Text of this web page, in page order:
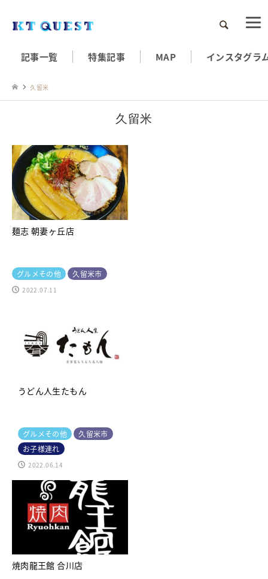
検索
記事一覧 特集記事 MAP インスタグラ
久留米
久留米
麺志 朝妻ヶ丘店
グルメその他 久留米市
2022.07.11
うどん人生たもん
グルメその他
久留米市
お子様連れ
2022.06.14
焼肉龍王館 合川店